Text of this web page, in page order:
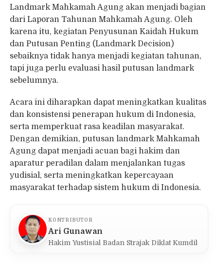
Landmark Mahkamah Agung akan menjadi bagian
dari Laporan Tahunan Mahkamah Agung. Oleh
karena itu, kegiatan Penyusunan Kaidah Hukum
dan Putusan Penting (Landmark Decision)
sebaiknya tidak hanya menjadi kegiatan tahunan,
tapi juga perlu evaluasi hasil putusan landmark
sebelumnya.
Acara ini diharapkan dapat meningkatkan kualitas
dan konsistensi penerapan hukum di Indonesia,
serta memperkuat rasa keadilan masyarakat.
Dengan demikian, putusan landmark Mahkamah
Agung dapat menjadi acuan bagi hakim dan
aparatur peradilan dalam menjalankan tugas
yudisial, serta meningkatkan kepercayaan
masyarakat terhadap sistem hukum di Indonesia.
KONTRIBUTOR
Ari Gunawan
Hakim Yustisial Badan Strajak Diklat Kumdil